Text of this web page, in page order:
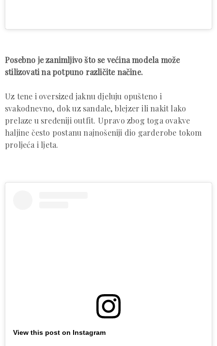
Posebno je zanimljivo što se većina modela može
stilizovati na potpuno različite načine.
Uz tene i oversized jaknu djeluju opušteno i
svakodnevno, dok uz sandale, blejzer ili nakit lako
prelaze u sređeniji outfit. Upravo zbog toga ovakve
haljine često postanu najnošeniji dio garderobe tokom
proljeća i ljeta.
View this post on Instagram